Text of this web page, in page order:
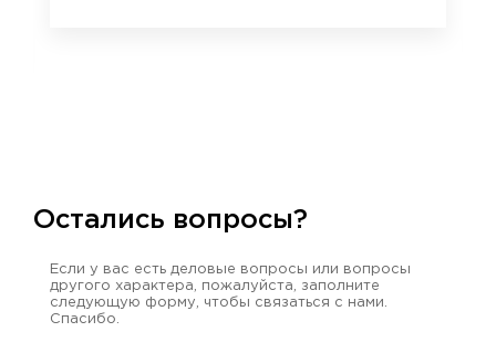
Остались вопросы?
Если у вас есть деловые вопросы или вопросы
другого характера, пожалуйста, заполните
следующую форму, чтобы связаться с нами.
Спасибо.